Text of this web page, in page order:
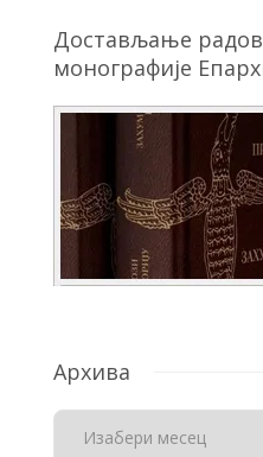
Достављање
монографије
Архива